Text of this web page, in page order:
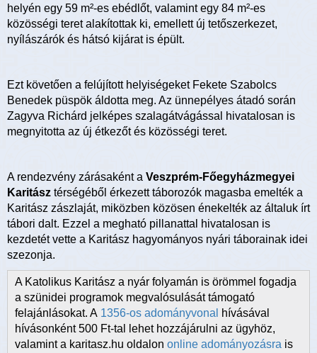
helyén egy 59 m²-es ebédlőt, valamint egy 84 m²-es
közösségi teret alakítottak ki, emellett új tetőszerkezet,
nyílászárók és hátsó kijárat is épült.
Ezt követően a felújított helyiségeket Fekete Szabolcs
Benedek püspök áldotta meg. Az ünnepélyes átadó során
Zagyva Richárd jelképes szalagátvágással hivatalosan is
megnyitotta az új étkezőt és közösségi teret.
A rendezvény zárásaként a Veszprém-Főegyházmegyei
Karitász térségéből érkezett táborozók magasba emelték a
Karitász zászlaját, miközben közösen énekelték az általuk írt
tábori dalt. Ezzel a megható pillanattal hivatalosan is
kezdetét vette a Karitász hagyományos nyári táborainak idei
szezonja.
A Katolikus Karitász a nyár folyamán is örömmel fogadja
a szünidei programok megvalósulását támogató
felajánlásokat. A 1356-os adományvonal
hívásával
hívásonként 500 Ft-tal lehet hozzájárulni az ügyhöz,
valamint a karitasz.hu oldalon online adományozásra is